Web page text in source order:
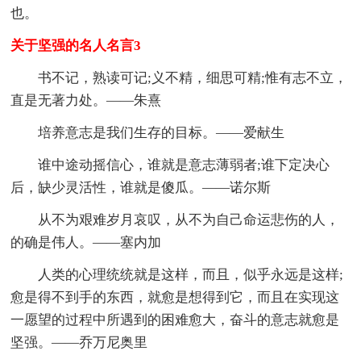
也。
关于坚强的名人名言3
书不记，熟读可记;义不精，细思可精;惟有志不立，
直是无著力处。——朱熹
培养意志是我们生存的目标。——爱献生
谁中途动摇信心，谁就是意志薄弱者;谁下定决心
后，缺少灵活性，谁就是傻瓜。——诺尔斯
从不为艰难岁月哀叹，从不为自己命运悲伤的人，
的确是伟人。——塞内加
人类的心理统统就是这样，而且，似乎永远是这样;
愈是得不到手的东西，就愈是想得到它，而且在实现这
一愿望的过程中所遇到的困难愈大，奋斗的意志就愈是
坚强。——乔万尼奥里